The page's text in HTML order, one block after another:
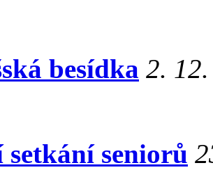
besídka 2.
setkání seniorů